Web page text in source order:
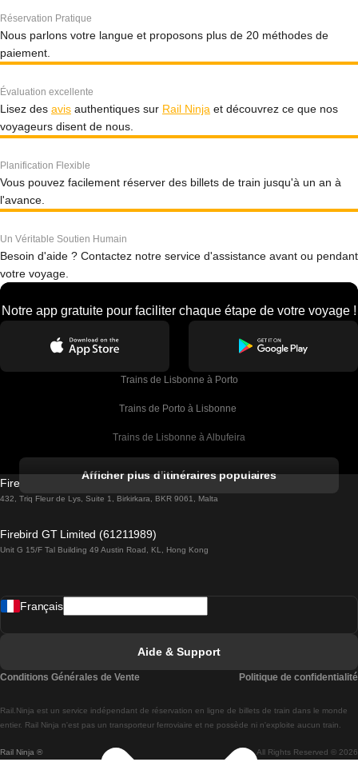
Réservation Pratique
Nous parlons votre langue et proposons plus de 20 méthodes de
paiement.
Évaluation excellente
Lisez des avis authentiques sur Rail Ninja et découvrez ce que nos
voyageurs disent de nous.
Planification Flexible
Vous pouvez facilement réserver des billets de train jusqu'à un an à
l'avance.
Un Véritable Soutien Humain
Besoin d'aide ? Contactez notre service d'assistance avant ou pendant
votre voyage.
Notre app gratuite pour faciliter chaque étape de votre voyage !
Trains de Lisbonne à Porto
Trains de Porto à Lisbonne
Trains de Lisbonne à Albufeira
Trains de Lisbonne à Lagos
Trains de Lisbonne à Madrid
Trains de Lisbonne à Braga
Trains de Braga à Lisbonne
Afficher plus d'itinéraires populaires
Firebird GT Limited (OC 1451)
432, Triq Fleur de Lys, Suite 1, Birkirkara, BKR 9061, Malta
Firebird GT Limited (61211989)
Unit G 15/F Tal Building 49 Austin Road, KL, Hong Kong
Rail Ninja ® All Rights Reserved © 2026
Rail.Ninja est un service indépendant de réservation en ligne de billets de train dans le monde
entier. Rail Ninja n'est pas un transporteur ferroviaire et ne possède ni n'exploite aucun train.
Français
Aide & Support
Conditions Générales de Vente Politique de confidentialité